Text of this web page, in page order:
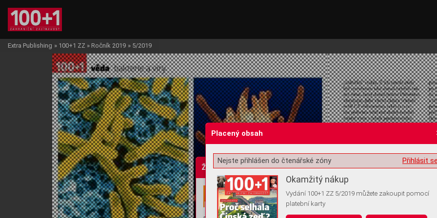
Žádost o souhlas s ukládáním volitelných informací
Extra Publishing » 100+1 ZZ » Ročník 2019 » 5/2019
Placený obsah
Přihlásit
Nejste přihlášen do čtenářské zóny
Okamžitý nákup
Vydání 100+1 ZZ 5/2019 můžete zakoupit pomocí
platební karty